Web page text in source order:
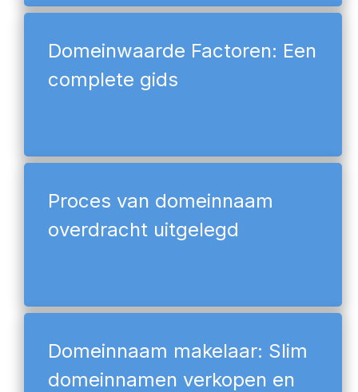
Domeinwaarde Factoren: Een
complete gids
Proces van domeinnaam
overdracht uitgelegd
Domeinnaam makelaar: Slim
domeinnamen verkopen en